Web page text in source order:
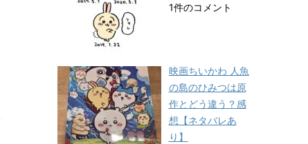
1件のコメント
映画ちいかわ 人魚
の島のひみつは原
作とどう違う？感
想【ネタバレあ
り】